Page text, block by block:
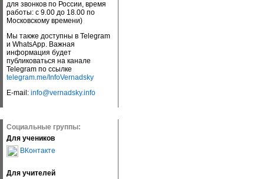
для звонков по России, время
работы: с 9.00 до 18.00 по
Московскому времени)
Мы также доступны в Telegram
и WhatsApp. Важная
информация будет
публиковаться на канале
Telegram по ссылке
telegram.me/InfoVernadsky
E-mail: info@vernadsky.info
Социальные группы:
Для учеников
ВКонтакте
Для учителей